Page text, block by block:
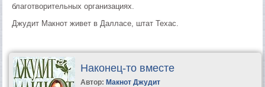
благотворительных организациях.
Джудит Макнот живет в Далласе, штат Техас.
Наконец-то вместе
Автор: Макнот Джудит